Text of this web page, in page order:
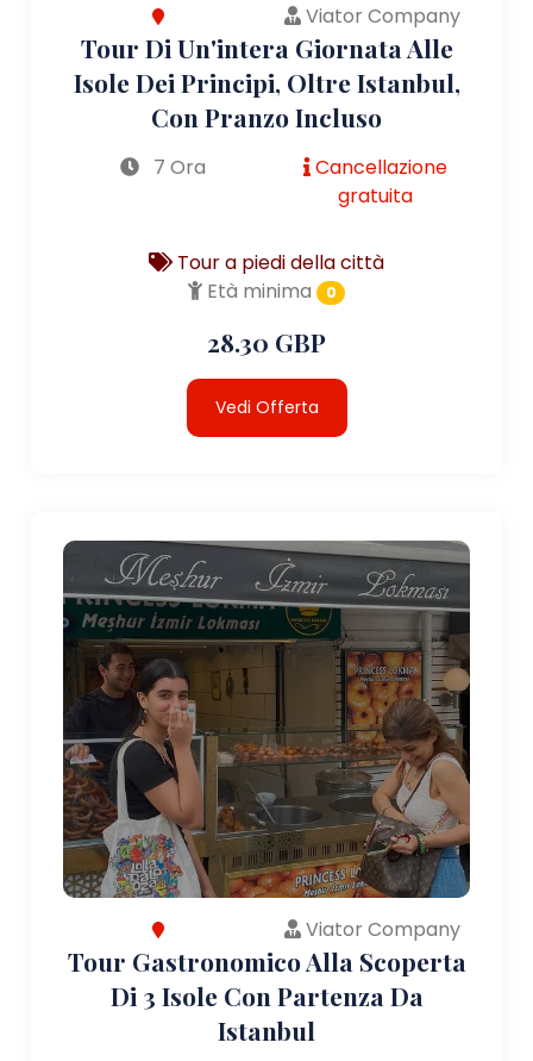
Viator Company
Tour Di Un'intera Giornata Alle
Isole Dei Principi, Oltre Istanbul,
Con Pranzo Incluso
7 Ora
Cancellazione
gratuita
Tour a piedi della città
Età minima
0
28.30 GBP
Vedi Offerta
Viator Company
Tour Gastronomico Alla Scoperta
Di 3 Isole Con Partenza Da
Istanbul